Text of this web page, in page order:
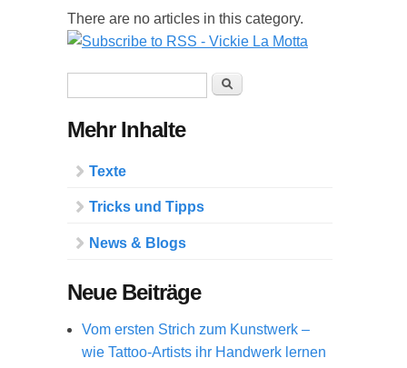
There are no articles in this category.
Suche
Mehr Inhalte
Texte
Tricks und Tipps
News & Blogs
Neue Beiträge
Vom ersten Strich zum Kunstwerk –
wie Tattoo-Artists ihr Handwerk lernen